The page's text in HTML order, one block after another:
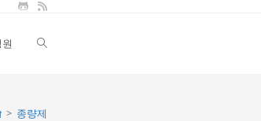
Toggle
> 종량제